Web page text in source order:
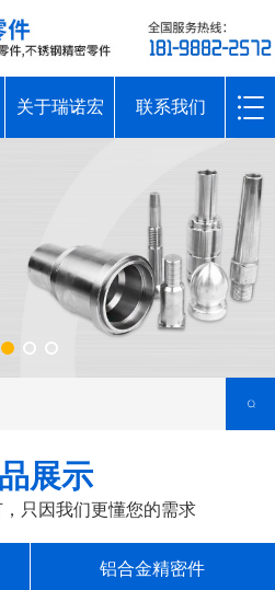
关于瑞诺宏 联系我们
展示
只因我们更懂您的需求
铝合金精密件